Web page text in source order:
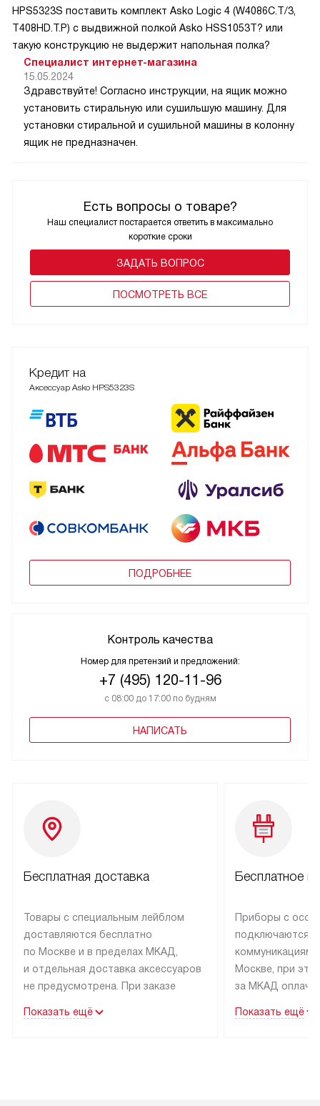
Есть вопросы о товаре?
Наш специалист постарается ответить в максимально
короткие сроки
ЗАДАТЬ ВОПРОС
ПОCМОТРЕТЬ ВСЕ
HPS5323S поставить комплект Asko Logic 4 (W4086C.T/3,
T408HD.T.P) с выдвижной полкой Asko HSS1053T? или
такую конструкцию не выдержит напольная полка?
Специалист интернет-магазина
15.05.2024
Здравствуйте! Согласно инструкции, на ящик можно
установить стиральную или сушильшую машину. Для
установки стиральной и сушильной машины в колонну
ящик не предназначен.
Кредит на
Аксессуар Asko HPS5323S
ПОДРОБНЕЕ
Контроль качества
Номер для претензий и предложений:
+7 (495) 120-11-96
с 08:00 до 17:00 по будням
НАПИСАТЬ
Бесплатная доставка
Товары с специальным лейблом
доставляются бесплатно
по Москве и в пределах МКАД,
и отдельная доставка аксессуаров
не предусмотрена. При заказе
рекомендуем обсудить
Показать ещё
Бесплатное
Приборы с
подключаются к
коммуникациям
Москве, при
за МКАД
партнера
Показать ещё